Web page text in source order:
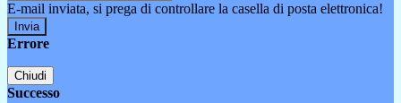
E-mail inviata, si prega di controllare la casella di posta elettronica!
Errore
Chiudi
Successo